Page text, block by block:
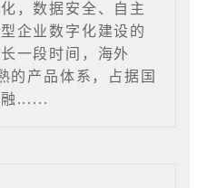
，数据安全、自主
企业数字化建设的
一段时间，海外
的产品体系，占据国
......